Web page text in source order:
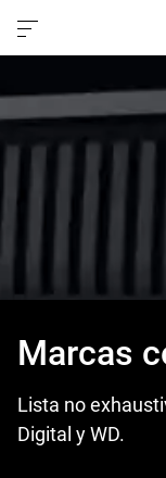
Marcas
Lista no
Digital y WD.